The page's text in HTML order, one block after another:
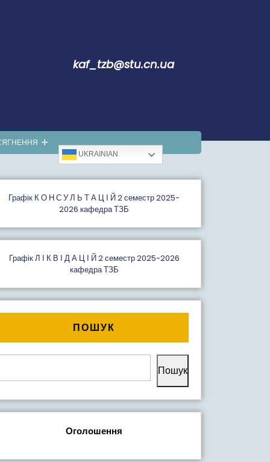
kaf_tzb@stu.cn.ua
UKRAINIAN
Графiк К О Н С У Л Ь Т А Ц І Й 2 семестр 2025-
2026 кафедра ТЗБ
Графік Л І К В І Д А Ц І Й 2 семестр 2025-2026
кафедра ТЗБ
ПОШУК
Пошук
Оголошення